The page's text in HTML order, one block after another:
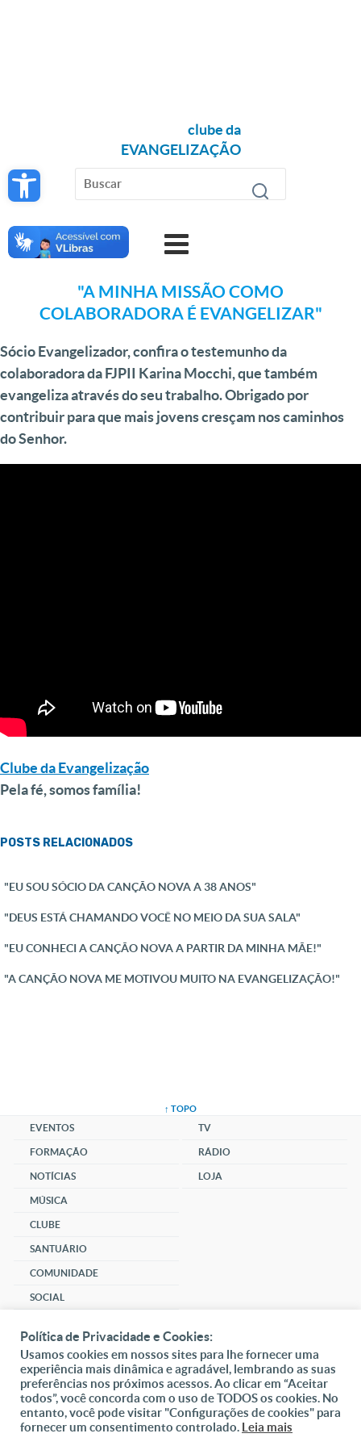
Open toolbar
clube da
EVANGELIZAÇÃO
"A MINHA MISSÃO COMO
COLABORADORA É EVANGELIZAR"
Sócio Evangelizador, confira o testemunho da
colaboradora da FJPII Karina Mocchi, que também
evangeliza através do seu trabalho. Obrigado por
contribuir para que mais jovens cresçam nos caminhos
do Senhor.
Clube da Evangelização
Pela fé, somos família!
POSTS RELACIONADOS
"EU SOU SÓCIO DA CANÇÃO NOVA A 38 ANOS"
"DEUS ESTÁ CHAMANDO VOCÊ NO MEIO DA SUA SALA"
"EU CONHECI A CANÇÃO NOVA A PARTIR DA MINHA MÃE!"
"A CANÇÃO NOVA ME MOTIVOU MUITO NA EVANGELIZAÇÃO!"
↑ TOPO
EVENTOS
FORMAÇÃO
NOTÍCIAS
MÚSICA
CLUBE
SANTUÁRIO
COMUNIDADE
SOCIAL
TV
RÁDIO
LOJA
DAI-ME ALMAS
DOAR
Fundação João Paulo II
Pedido de Oração
Política de Privacidade e Cookies:
Usamos cookies em nossos sites para lhe fornecer uma
experiência mais dinâmica e agradável, lembrando as suas
preferências nos próximos acessos. Ao clicar em “Aceitar
todos”, você concorda com o uso de TODOS os cookies. No
entanto, você pode visitar "Configurações de cookies" para
fornecer um consentimento controlado. Leia mais